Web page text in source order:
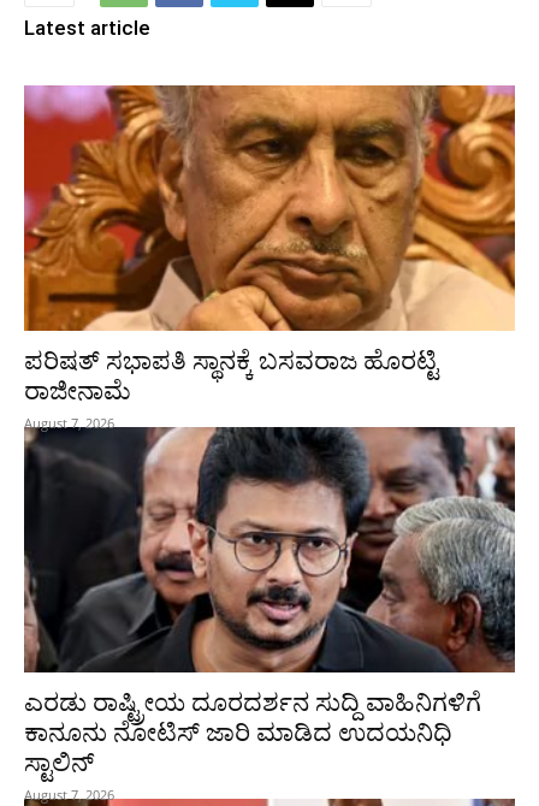
Latest article
ಪರಿಷತ್‌ ಸಭಾಪತಿ ಸ್ಥಾನಕ್ಕೆ ಬಸವರಾಜ ಹೊರಟ್ಟಿ
ರಾಜೀನಾಮೆ
August 7, 2026
ಎರಡು ರಾಷ್ಟ್ರೀಯ ದೂರದರ್ಶನ ಸುದ್ದಿ ವಾಹಿನಿಗಳಿಗೆ
ಕಾನೂನು ನೋಟಿಸ್ ಜಾರಿ ಮಾಡಿದ ಉದಯನಿಧಿ
ಸ್ಟಾಲಿನ್
August 7, 2026